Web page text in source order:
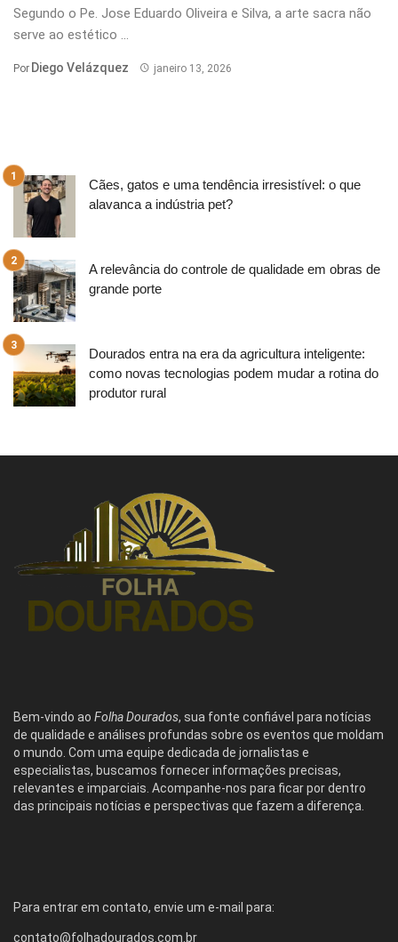
Segundo o Pe. Jose Eduardo Oliveira e Silva, a arte sacra não
serve ao estético ...
Por Diego Velázquez janeiro 13, 2026
Cães, gatos e uma tendência irresistível: o que
alavanca a indústria pet?
A relevância do controle de qualidade em obras de
grande porte
Dourados entra na era da agricultura inteligente:
como novas tecnologias podem mudar a rotina do
produtor rural
Bem-vindo ao Folha Dourados, sua fonte confiável para notícias
de qualidade e análises profundas sobre os eventos que moldam
o mundo. Com uma equipe dedicada de jornalistas e
especialistas, buscamos fornecer informações precisas,
relevantes e imparciais. Acompanhe-nos para ficar por dentro
das principais notícias e perspectivas que fazem a diferença.
Para entrar em contato, envie um e-mail para:
contato@folhadourados.com.br